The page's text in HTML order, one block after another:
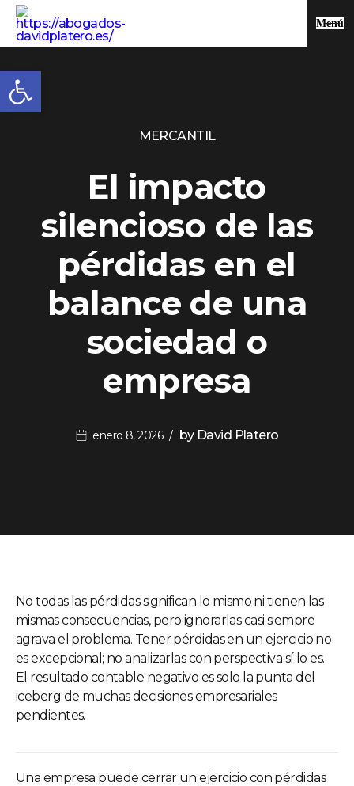
Menú
MERCANTIL
El impacto
silencioso de las
pérdidas en el
balance de una
sociedad o
empresa
enero 8, 2026 by David Platero
No todas las pérdidas significan lo mismo ni tienen las
mismas consecuencias, pero ignorarlas casi siempre
agrava el problema. Tener pérdidas en un ejercicio no
es excepcional; no analizarlas con perspectiva sí lo es.
El resultado contable negativo es solo la punta del
iceberg de muchas decisiones empresariales
pendientes.
Una empresa puede cerrar un ejercicio con pérdidas
Abrir barra de herramientas